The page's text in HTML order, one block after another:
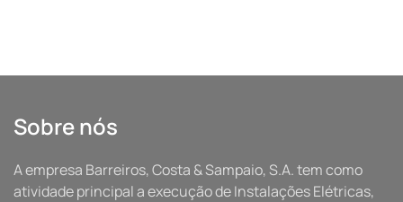
Sobre nós
A empresa Barreiros, Costa & Sampaio, S.A. tem como
atividade principal a execução de Instalações Elétricas,